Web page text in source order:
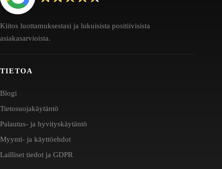
Kiitos luottamuksestasi ja lukuisista positiivisista
asiakasarvioista.
TIETOA
Blogi
Tietosuojakäytäntö
Palautus- ja hyvityskäytäntö
Myynti- ja käyttöehdot
Lailliset tiedot ja GDPR